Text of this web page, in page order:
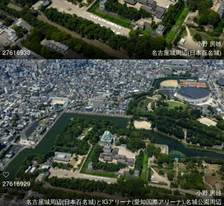
27616930
小野 房雄
名古屋城周辺(日本百名城)
27616929
小野 房雄
名古屋城周辺(日本百名城)とIGアリーナ(愛知国際アリーナ),名城公園周辺